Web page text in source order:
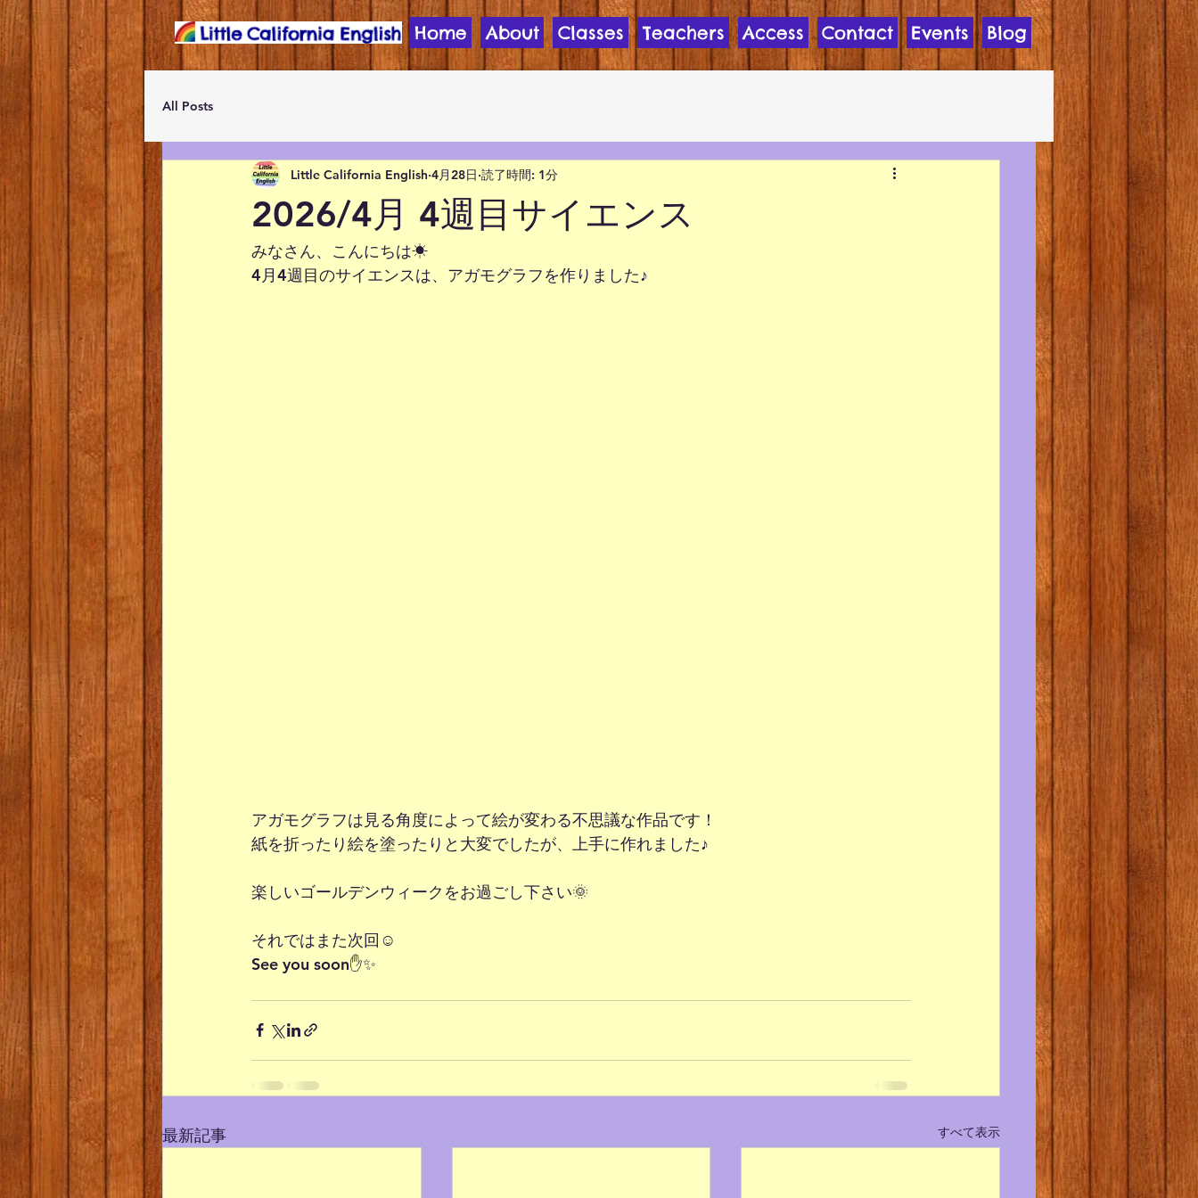
Home About Classes Teachers Access Contact Events Blog
All Posts
2026/4月 4週目サイエンス
Little California English 4月28日 読了時間: 1分
みなさん、こんにちは☀
4月4週目のサイエンスは、アガモグラフを作りました♪
アガモグラフは見る角度によって絵が変わる不思議な作品です！
紙を折ったり絵を塗ったりと大変でしたが、上手に作れました♪
楽しいゴールデンウィークをお過ごし下さい🌞
それではまた次回☺
See you soon✋✨
最新記事 すべて表示